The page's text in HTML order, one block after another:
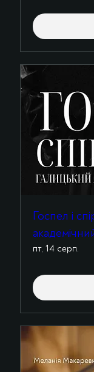
Госпел і
пт, 14 серп.